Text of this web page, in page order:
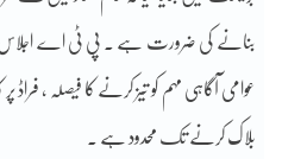
بنانے کی ضرورت ہے ۔ پی ٹی اے اجلاس
عوامی آگاہی مہم کو تیز کرنے کا فیصلہ ،
بلاک کرنے تک محدود ہے ۔